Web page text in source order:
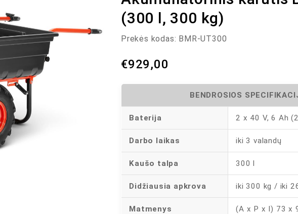
(300 l, 300 kg)
Prekės kodas: BMR-UT300
€929,00
BENDROSIOS
Baterija 2 x 40 V, 6 Ah
Darbo laikas iki 3 valandų
Kaušo talpa 300 l
Didžiausia apkrova iki 300 kg / iki
Matmenys (A x P x I) 73 x